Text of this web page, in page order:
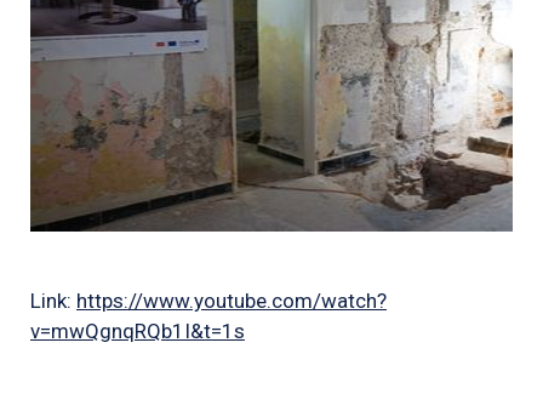
Link: https://www.youtube.com/watch?
v=mwQgnqRQb1I&t=1s